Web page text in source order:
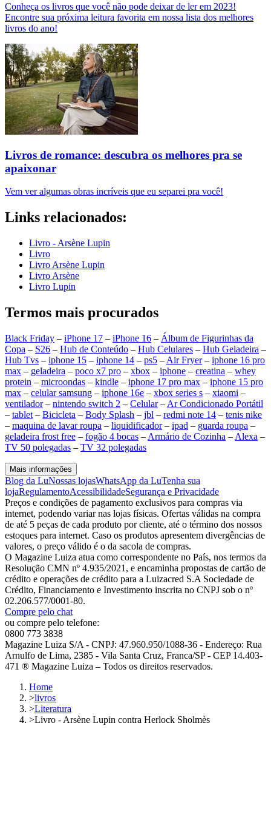
Conheça os livros que você não pode deixar de ler em 2023!
Encontre sua próxima leitura favorita em nossa lista dos melhores
livros do ano!
Livros de romance: descubra os melhores pra se
apaixonar
Vem ver algumas obras incríveis que eu separei pra você!
Links relacionados:
Livro - Arsène Lupin
Livro
Livro Arsène Lupin
Livro Arsène
Livro Lupin
Termos mais procurados
Black Friday – iPhone 17 – iPhone 16 – Álbum de Figurinhas da
Copa – S26 – Hub de Conteúdo – Hub Celulares – Hub Geladeira –
Hub Tvs – iphone 15 – iphone 14 – ps5 – Air Fryer– iphone 16 pro
max – geladeira – poco x7 pro – xbox – iphone – creatina – whey
protein – microondas – kindle – iphone 17 pro max – iphone 15 pro
max – celular samsung – iphone 16e – xbox series s – xiaomi –
ventilador– nintendo switch 2 – Celular– Ar Condicionado Portátil
– tablet – Bicicleta – Body Splash – jbl – redmi note 14 – tenis nike
– maquina de lavar roupa – liquidificador– ipad – guarda roupa –
geladeira frost free – fogão 4 bocas – Armário de Cozinha – Alexa –
TV 50 polegadas – TV 32 polegadas
Mais informações
Blog da LuNossas lojasWhatsApp da LuTenha sua
lojaRegulamentoAcessibilidadeSegurança e Privacidade
Preços e condições de pagamento exclusivos para compras via
internet, podendo variar nas lojas físicas. Ofertas válidas na compra
de até 5 peças de cada produto por cliente, até o término dos nossos
estoques para internet. Caso os produtos apresentem divergências de
valores, o preço válido é o da sacola de compras.
O Magazine Luiza atua como correspondente no País, nos termos da
Resolução CMN nº 4.935/2021, e encaminha propostas de cartão de
crédito e operações de crédito para a Luizacred S.A Sociedade de
Crédito, Financiamento e Investimento inscrita no CNPJ sob o nº
02.206.577/0001-80.
Compre pelo chat
ou compre pelo telefone:
0800 773 3838
Magazine Luiza S/A - CNPJ: 47.960.950/1088-36 - Endereço: Rua
Arnulfo de Lima, 2385 - Vila Santa Cruz, Franca/SP - CEP 14.403-
471 ® Magazine Luiza – Todos os direitos reservados.
Home
>livros
>Literatura
>Livro - Arsène Lupin contra Herlock Sholmès